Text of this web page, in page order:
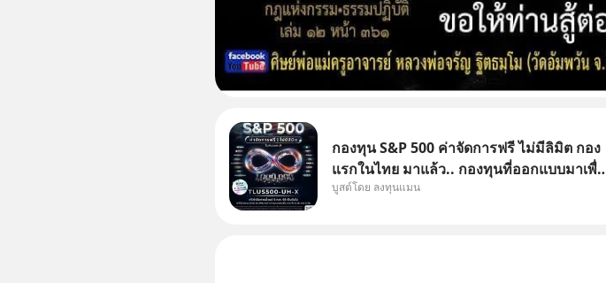
กองทุน S&P 500 ค่าจัดการฟรี ไม่มีลิมิต กอง
แรกในไทย มาแล้ว.. กองทุนที่ออกแบบมาเพื่อ
แก้ Pain Point ใหญ่ของนักลงทุนไทยพร้อม
บูสต์โดย ลงทุนแมน